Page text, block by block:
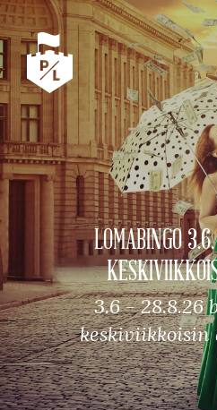
LOMABINGO
3.6 - 28.8.26
keskiviikkoisin